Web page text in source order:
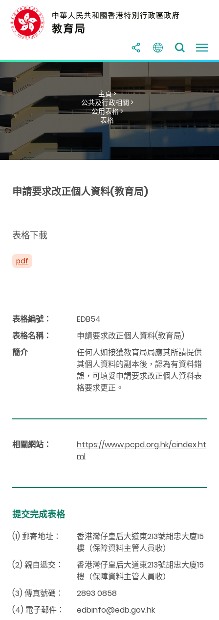
主頁 >
公共及行政相關 >
公用表格 >
表格
申請要求改正個人資料(教育局)
表格下載
pdf
表格編號：
EDB54
表格名稱：
申請要求改正個人資料(教育局)
簡介
任何人如接獲教育局局應其所請提供
其個人資料的副本後，認為有資料錯
誤，可填妥申請要求改正個人資料表
格要求更正。
相關網站：
https://www.pcpd.org.hk/cindex.ht
ml
提交完成表格
(1) 郵寄地址：
香港灣仔皇后大道東213號胡忠大廈15
樓（保障資料主管人員收）
(2) 親自遞交：
香港灣仔皇后大道東213號胡忠大廈15
樓（保障資料主管人員收）
(3) 傳真號碼：
2893 0858
(4) 電子郵件：
edbinfo@edb.gov.hk